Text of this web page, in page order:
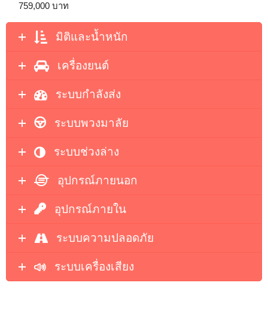
759,000 บาท
มิติและน้ำหนัก
เครื่องยนต์
ระบบกำลังส่ง
ระบบพวงมาลัย
ระบบช่วงล่าง
อุปกรณ์ภายนอก
อุปกรณ์ภายใน
ระบบความปลอดภัย
ระบบเครื่องเสียง